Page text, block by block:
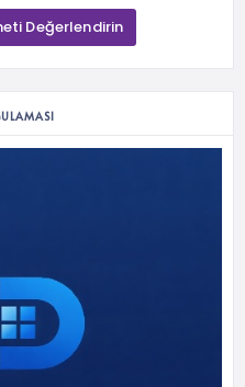
Değerlendirin